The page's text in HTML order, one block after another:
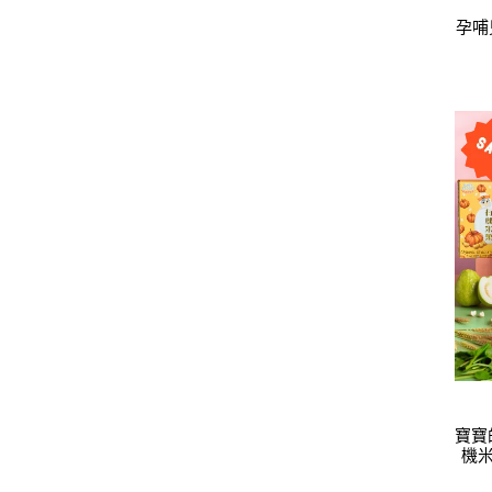
孕
寶寶
機